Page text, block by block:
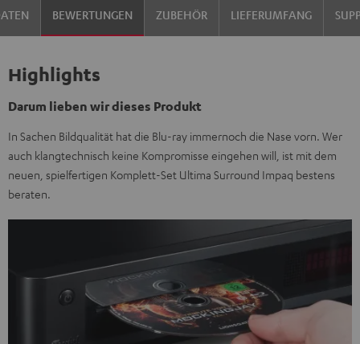
BEWERTUNGEN ZUBEHÖR LIEFERUMFANG
Highlights
Darum lieben wir dieses Produkt
In Sachen Bildqualität hat die Blu-ray immernoch die Nase vorn. Wer
auch klangtechnisch keine Kompromisse eingehen will, ist mit dem
neuen, spielfertigen Komplett-Set Ultima Surround Impaq bestens
beraten.